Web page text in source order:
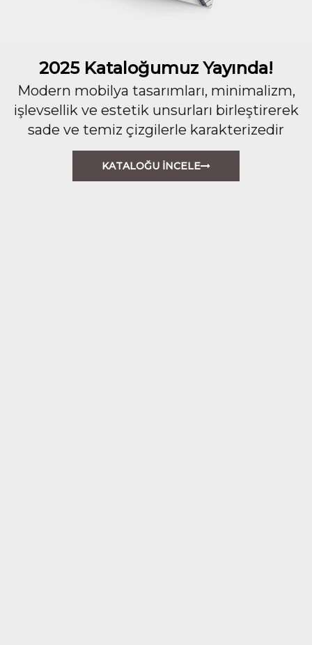
2025 Kataloğumuz Yayında!
Modern mobilya tasarımları, minimalizm,
işlevsellik ve estetik unsurları birleştirerek
sade ve temiz çizgilerle karakterizedir
KATALOĞU İNCELE